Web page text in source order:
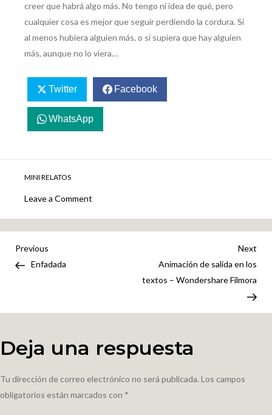
creer que habrá algo más. No tengo ni idea de qué, pero
cualquier cosa es mejor que seguir perdiendo la cordura. Si
al menos hubiera alguien más, o si supiera que hay alguien
más, aunque no lo viera…
Twitter Facebook
WhatsApp
MINI RELATOS
Leave a Comment
posible
Navegación
entradas
Previous
Post
Previous
Enfadada
Next
Animación de salida en los
textos – Wondershare Filmora
Deja una respuesta
Tu dirección de correo electrónico no será publicada. Los campos
obligatorios están marcados con *